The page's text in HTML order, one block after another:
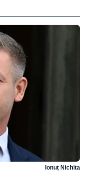
Ionuț Nichita